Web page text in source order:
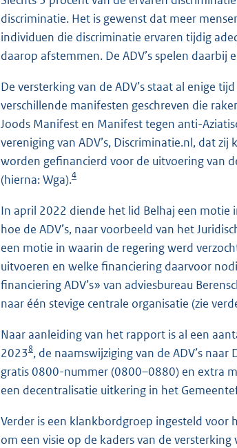
discriminatie. Het is gewenst dat meer
individuen die discriminatie ervaren tijdig
daarop afstemmen. De ADV’s spelen daarbij
De versterking van de ADV’s staat al enige
verschillende manifesten geschreven die
Joods Manifest en Manifest tegen anti-
vereniging van ADV’s, Discriminatie.nl, dat
worden gefinancierd voor de uitvoering van
(hierna: Wga).4
In april 2022 diende het lid Belhaj een motie
hoe de ADV’s, naar voorbeeld van het
een motie in waarin de regering werd
uitvoeren en welke financiering daarvoor
financiering ADV’s» van adviesbureau
naar één stevige centrale organisatie (zie
Naar aanleiding van het rapport is al een
20238, de naamswijziging van de ADV’s
gratis 0800-nummer (0800–0880) en extra
een decentralisatie uitkering in het
Verder is een klankbordgroep ingesteld voor
om een visie op de kaders van de